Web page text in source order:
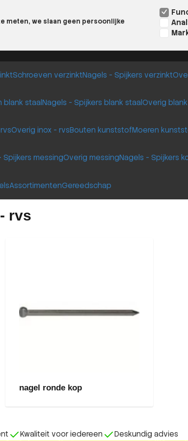
Deskundig advies
Schroeven verzinktNagels - Spijkers verzinkt
blank staalNagels - Spijkers blank staalOverig
Overig inox - rvsBouten kunststofMoeren
Spijkers messingOverig messingNagels - Spijkers
AssortimentenGereedschap
rvs
nagel ronde kop
Kwaliteit voor iedereen Deskundig advies
meten, we slaan geen persoonlijke